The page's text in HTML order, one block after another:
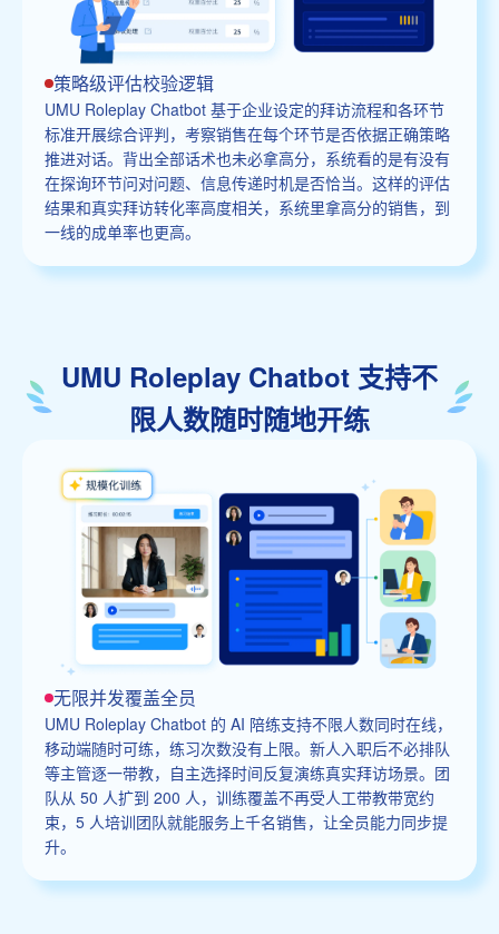
策略级评估校验逻辑
UMU Roleplay Chatbot 基于企业设定的拜访流程和各环节
标准开展综合评判，考察销售在每个环节是否依据正确策略
推进对话。背出全部话术也未必拿高分，系统看的是有没有
在探询环节问对问题、信息传递时机是否恰当。这样的评估
结果和真实拜访转化率高度相关，系统里拿高分的销售，到
一线的成单率也更高。
UMU Roleplay Chatbot 支持不
限人数随时随地开练
无限并发覆盖全员
UMU Roleplay Chatbot 的 AI 陪练支持不限人数同时在线，
移动端随时可练，练习次数没有上限。新人入职后不必排队
等主管逐一带教，自主选择时间反复演练真实拜访场景。团
队从 50 人扩到 200 人，训练覆盖不再受人工带教带宽约
束，5 人培训团队就能服务上千名销售，让全员能力同步提
升。